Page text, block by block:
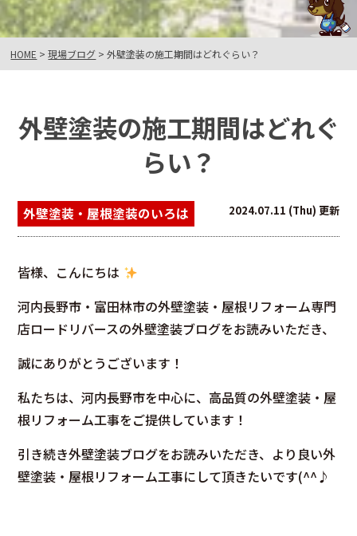
HOME >現場ブログ >外壁塗装の施工期間はどれぐらい？
外壁塗装の施工期間はどれぐ
らい？
外壁塗装・屋根塗装のいろは 2024.07.11 (Thu) 更新
皆様、こんにちは
河内長野市・富田林市の外壁塗装・屋根リフォーム専門
店ロードリバースの外壁塗装ブログをお読みいただき、
誠にありがとうございます！
私たちは、河内長野市を中心に、高品質の外壁塗装・屋
根リフォーム工事をご提供しています！
引き続き外壁塗装ブログをお読みいただき、より良い外
壁塗装・屋根リフォーム工事にして頂きたいです(^^♪